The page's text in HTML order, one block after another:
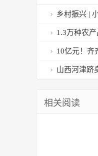
乡村振兴 |
1.3万种农
会线下展会本
10亿元！齐
山西河津跻
相关阅读